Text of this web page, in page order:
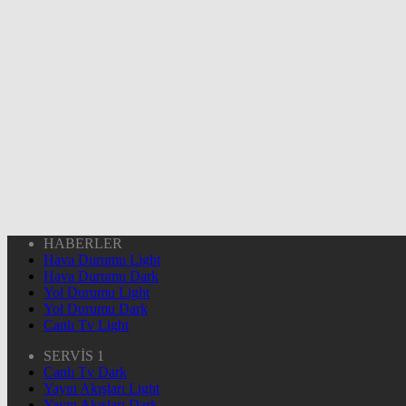
HABERLER
Hava Durumu Light
Hava Durumu Dark
Yol Durumu Light
Yol Durumu Dark
Canlı Tv Light
SERVİS 1
Canlı Tv Dark
Yayın Akışları Light